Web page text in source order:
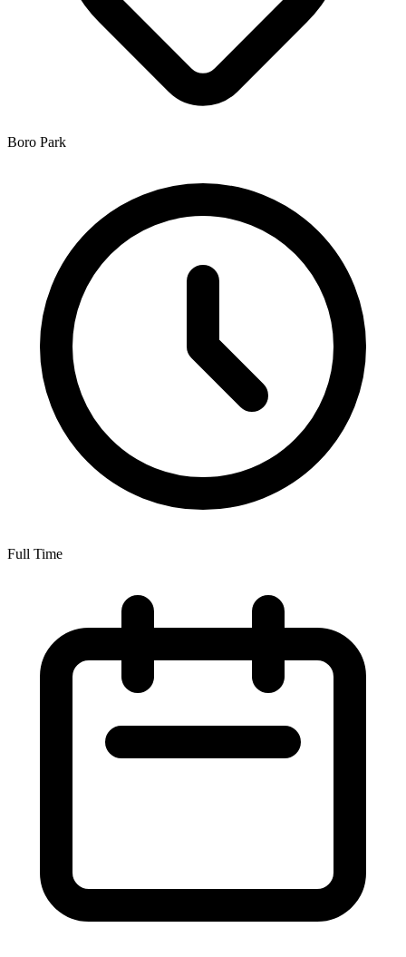
Boro Park
Full Time